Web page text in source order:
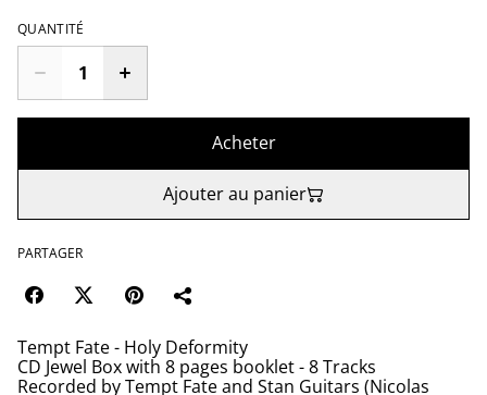
QUANTITÉ
Acheter
Ajouter au panier
PARTAGER
Tempt Fate - Holy Deformity
CD Jewel Box with 8 pages booklet - 8 Tracks
Recorded by Tempt Fate and Stan Guitars (Nicolas